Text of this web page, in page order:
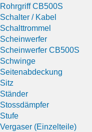
Rohrgriff CB500S
Schalter / Kabel
Schalttrommel
Scheinwerfer
Scheinwerfer CB500S
Schwinge
Seitenabdeckung
Sitz
Ständer
Stossdämpfer
Stufe
Vergaser (Einzelteile)